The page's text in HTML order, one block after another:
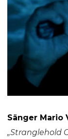
Sänger Mario
„Stranglehold